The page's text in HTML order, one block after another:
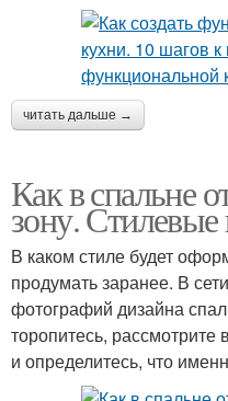
читать дальше →
Как в спальне
зону.
В каком стиле будет
продумать заранее. В
фотографий дизайна
торопитесь,
и определитесь, что